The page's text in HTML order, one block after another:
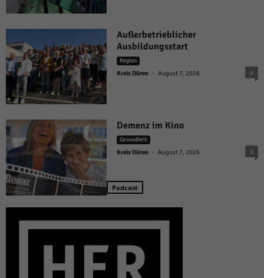
Außerbetrieblicher
Ausbildungsstart
Region
Kreis Düren - August 7, 2026 0
Demenz im Kino
Gesundheit
Kreis Düren - August 7, 2026 0
Podcast